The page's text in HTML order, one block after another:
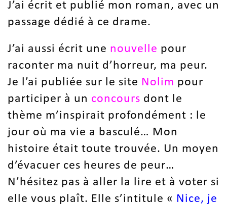
J’ai écrit et publié mon roman, avec un
passage dédié à ce drame.
J’ai aussi écrit une nouvelle pour
raconter ma nuit d’horreur, ma peur.
Je l’ai publiée sur le site Nolim pour
participer à un concours dont le
thème m’inspirait profondément : le
jour où ma vie a basculé… Mon
histoire était toute trouvée. Un moyen
d’évacuer ces heures de peur…
N’hésitez pas à aller la lire et à voter si
elle vous plaît. Elle s’intitule « Nice, je